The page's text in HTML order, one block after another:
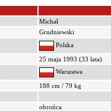
Michał
Grudniewski
Polska
25 maja 1993 (33 lata)
Warszawa
188 cm / 79 kg
obrońca